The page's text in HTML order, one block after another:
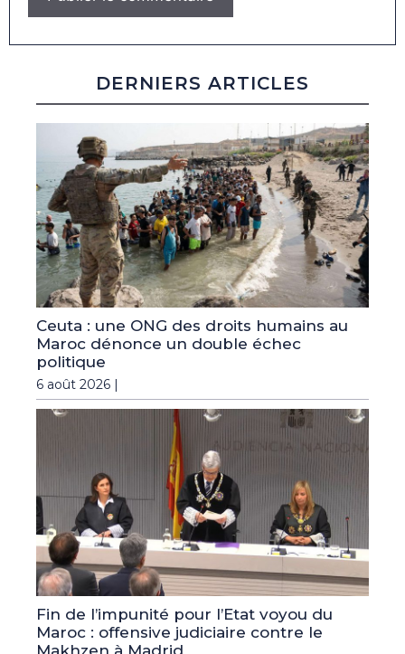
DERNIERS ARTICLES
Ceuta : une ONG des droits humains au
Maroc dénonce un double échec
politique
6 août 2026 |
Fin de l’impunité pour l’Etat voyou du
Maroc : offensive judiciaire contre le